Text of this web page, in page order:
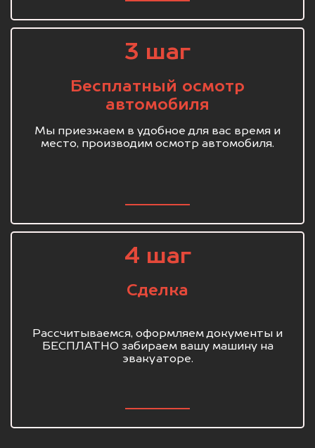
3 шаг
Бесплатный осмотр
автомобиля
Мы приезжаем в удобное для вас время и
место, производим осмотр автомобиля.
4 шаг
Сделка
Рассчитываемся, оформляем документы и
БЕСПЛАТНО забираем вашу машину на
эвакуаторе.